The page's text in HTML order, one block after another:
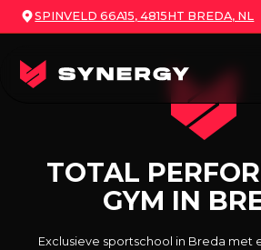
SPINVELD 66A15, 4815HT BREDA, NL
TOTAL
GYM IN
Exclusieve sportschool in Breda met